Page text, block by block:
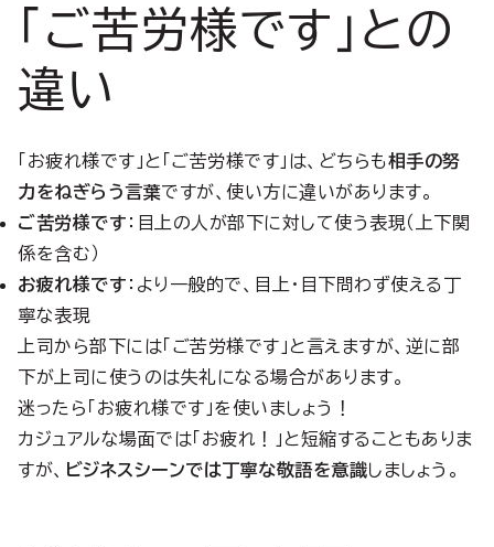
「ご苦労様です」との
違い
「お疲れ様です」と「ご苦労様です」は、どちらも相手の努
力をねぎらう言葉ですが、使い方に違いがあります。
ご苦労様です ：目上の人が部下に対して使う表現（上下関
係を含む）
お疲れ様です ：より一般的で、目上・目下問わず使える丁
寧な表現
上司から部下には「ご苦労様です」と言えますが、逆に部
下が上司に使うのは失礼になる場合があります。
迷ったら「お疲れ様です」を使いましょう！
カジュアルな場面では「お疲れ！」と短縮することもありま
すが、
ビジネスシーンでは丁寧な敬語を意識しましょう。